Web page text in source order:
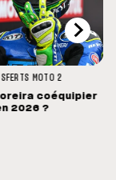
MOTO 2
coéquipier
2026 ?